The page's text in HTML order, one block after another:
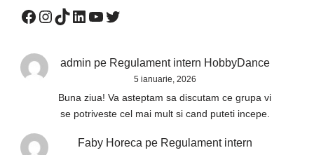
admin pe Regulament intern HobbyDance
5 ianuarie, 2026
Buna ziua! Va asteptam sa discutam ce grupa vi
se potriveste cel mai mult si cand puteti incepe.
Faby Horeca pe Regulament intern